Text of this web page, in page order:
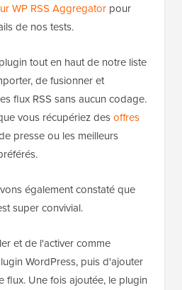
WP RSS Aggregator pour
de nos tests.
tout en haut de notre liste
de fusionner et
flux RSS sans aucun codage.
vous récupériez desoffres
presse ou les meilleurs
également constaté que
super convivial.
et de l'activer comme
WordPress, puis d'ajouter
flux. Une fois ajoutée, le plugin